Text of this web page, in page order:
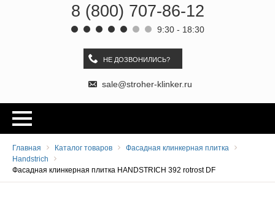
8 (800) 707-86-12
9:30 - 18:30
НЕ ДОЗВОНИЛИСЬ?
sale@stroher-klinker.ru
Главная Каталог товаров
Фасадная клинкерная плитка
Handstrich
Фасадная клинкерная плитка HANDSTRICH 392 rotrost DF